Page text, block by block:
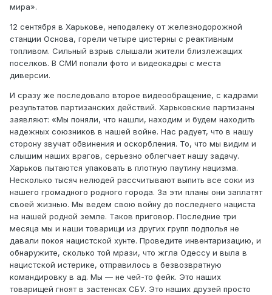
мира».
12 сентября в Харькове, неподалеку от железнодорожной
станции Основа, горели четыре цистерны с реактивным
топливом. Сильный взрыв слышали жители близлежащих
поселков. В СМИ попали фото и видеокадры с места
диверсии.
И сразу же последовало второе видеообращение, с кадрами
результатов партизанских действий. Харьковские партизаны
заявляют: «Мы поняли, что нашли, находим и будем находить
надежных союзников в нашей войне. Нас радует, что в нашу
сторону звучат обвинения и оскорбления. То, что мы видим и
слышим наших врагов, серьезно облегчает нашу задачу.
Харьков пытаются упаковать в плотную паутину нацизма.
Несколько тысяч нелюдей рассчитывают выпить все соки из
нашего громадного родного города. За эти планы они заплатят
своей жизнью. Мы ведем свою войну до последнего нациста
на нашей родной земле. Таков приговор. Последние три
месяца мы и наши товарищи из других групп подполья не
давали покоя нацистской хунте. Проведите инвентаризацию, и
обнаружите, сколько той мрази, что жгла Одессу и выла в
нацистской истерике, отправилось в безвозвратную
командировку в ад. Мы — не чей-то фейк. Это наших
товарищей гноят в застенках СБУ. Это наших друзей просто